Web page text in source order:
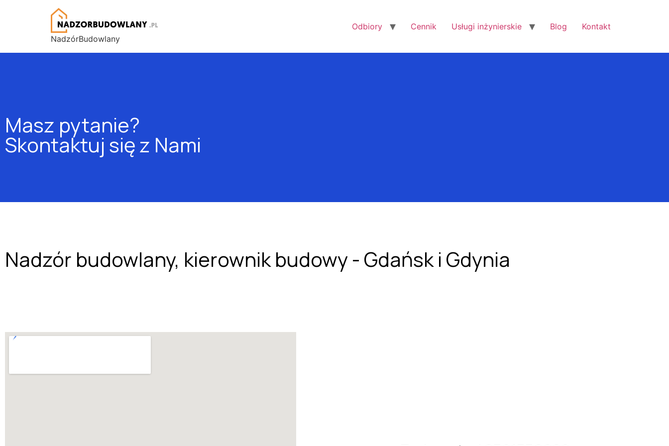
NadzórBudowlany
Odbiory Cennik Usługi inżynierskie Blog Kontakt
Masz pytanie?
Skontaktuj się z Nami
Nadzór budowlany, kierownik budowy - Gdańsk i Gdynia